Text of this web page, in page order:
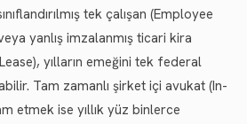
tek çalışan (Employee
yanlış imzalanmış ticari kira
yılların emeğini tek federal
Tam zamanlı şirket içi avukat (In-
etmek ise yıllık yüz binlerce